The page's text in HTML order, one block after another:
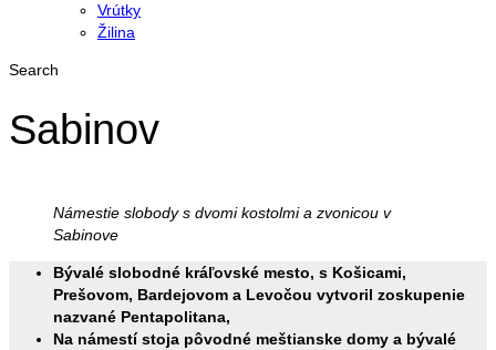
Vrútky
Žilina
Search
Sabinov
Námestie slobody s dvomi kostolmi a zvonicou v
Sabinove
Bývalé slobodné kráľovské mesto, s Košicami,
Prešovom, Bardejovom a Levočou vytvoril zoskupenie
nazvané Pentapolitana,
Na námestí stoja pôvodné meštianske domy a bývalé